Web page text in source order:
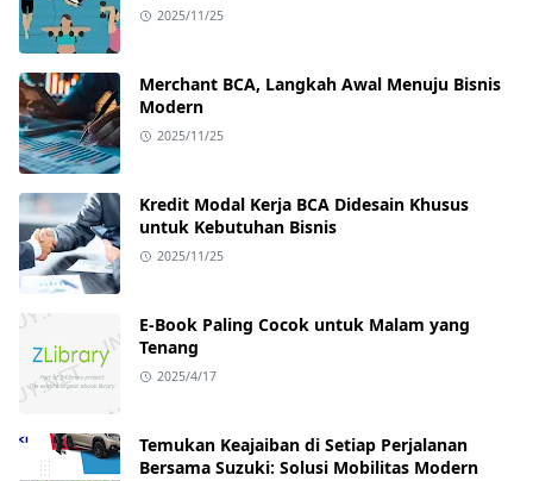
2025/11/25
Merchant BCA, Langkah Awal Menuju Bisnis
Modern
2025/11/25
Kredit Modal Kerja BCA Didesain Khusus
untuk Kebutuhan Bisnis
2025/11/25
E-Book Paling Cocok untuk Malam yang
Tenang
2025/4/17
Temukan Keajaiban di Setiap Perjalanan
Bersama Suzuki: Solusi Mobilitas Modern